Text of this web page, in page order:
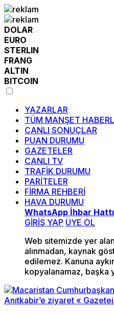
DOLAR
EURO
STERLIN
FRANG
ALTIN
BITCOIN
YAZARLAR
TÜM MANŞET
CANLI SONUÇLAR
PUAN DURUMU
GAZETELER
CANLI TV
TRAFİK DURUMU
PARİTELER
FİRMA REHBERİ
HAVA DURUMU
WhatsApp İhbar Hattı
GİRİŞ YAP ÜYE OL
Web sitemizde yer
alınmadan, kaynak
edilemez. Kanuna
kopyalanamaz, başka